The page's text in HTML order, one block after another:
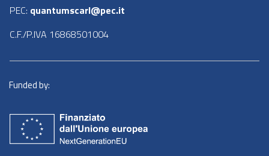
PEC: quantumscarl@pec.it
C.F./P.IVA 16868501004
Funded by: